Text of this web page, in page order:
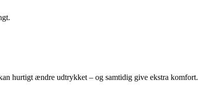
hurtigt ændre udtrykket – og samtidig give ekstra komfort.